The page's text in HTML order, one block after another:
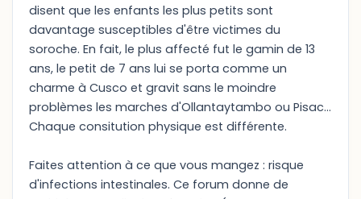
disent que les enfants les plus petits sont
davantage susceptibles d'être victimes du
soroche. En fait, le plus affecté fut le gamin de 13
ans, le petit de 7 ans lui se porta comme un
charme à Cusco et gravit sans le moindre
problèmes les marches d'Ollantaytambo ou Pisac...
Chaque consitution physique est différente.
Faites attention à ce que vous mangez : risque
d'infections intestinales. Ce forum donne de